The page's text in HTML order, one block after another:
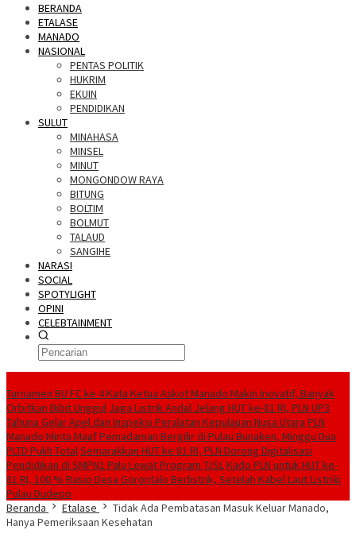
BERANDA
ETALASE
MANADO
NASIONAL
PENTAS POLITIK
HUKRIM
EKUIN
PENDIDIKAN
SULUT
MINAHASA
MINSEL
MINUT
MONGONDOW RAYA
BITUNG
BOLTIM
BOLMUT
TALAUD
SANGIHE
NARASI
SOCIAL
SPOTYLIGHT
OPINI
CELEBTAINMENT
Turnamen BU FC ke 4 Kata Ketua Askot Manado Makin Inovatif, Banyak
Orbitkan Bibit Unggul Jaga Listrik Andal Jelang HUT ke-81 RI, PLN UP3
Tahuna Gelar Apel dan Inspeksi Peralatan Kepulauan Nusa Utara PLN
Manado Minta Maaf Pemadaman Bergilir di Pulau Bunaken, Minggu Dua
PLTD Pulih TotalSemarakkan HUT ke 81 RI, PLN Dorong Digitalisasi
Pendidikan di SMPN1 Palu Lewat Program TJSLKado PLN untuk HUT ke-
81 RI, 100 % Rasio Desa Gorontalo Berlistrik, Setelah Kabel Laut Listriki
Pulau Dudepo
Beranda
Etalase
Tidak Ada Pembatasan Masuk Keluar Manado,
Hanya Pemeriksaan Kesehatan